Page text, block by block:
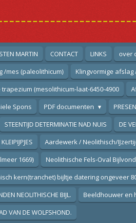
MARTIN CONTACT LINKS over
/mes (paleolithicum) Klingvormige
(mesolithicum-laat-6450-4900
Spons PDF documenten
STEENTIJD DETERMINATIE NAD NUIS DE
KLEIPIJPJES Aardewerk / Neolithisch/
1669)
Neolithische Fels-Oval
kern(tranchet) bijltje datering ongeveer
NEOLITHISCHE BIJL.
Beeldhouwer en
VAN DE WOLFSHOND.